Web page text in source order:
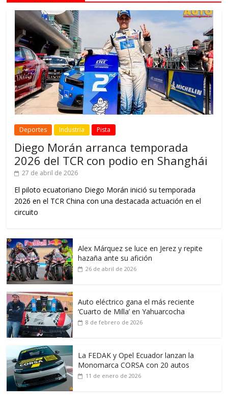
Deportes Industria Pista
Diego Morán arranca temporada
2026 del TCR con podio en Shanghái
27 de abril de 2026
El piloto ecuatoriano Diego Morán inició su temporada
2026 en el TCR China con una destacada actuación en el
circuito
Alex Márquez se luce en Jerez y repite
hazaña ante su afición
26 de abril de 2026
Auto eléctrico gana el más reciente
‘Cuarto de Milla’ en Yahuarcocha
8 de febrero de 2026
La FEDAK y Opel Ecuador lanzan la
Monomarca CORSA con 20 autos
11 de enero de 2026